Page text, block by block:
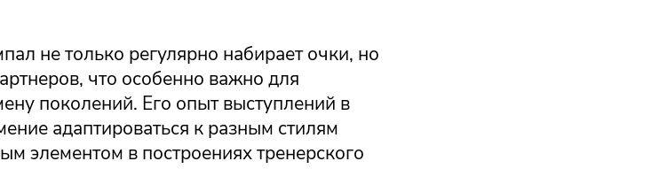
не только регулярно набирает очки, но
что особенно важно для
поколений. Его опыт выступлений в
адаптироваться к разным стилям
элементом в построениях тренерского